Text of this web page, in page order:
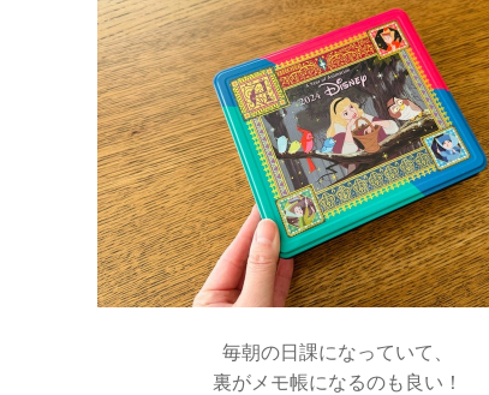
毎朝の日課になっていて、
裏がメモ帳になるのも良い！